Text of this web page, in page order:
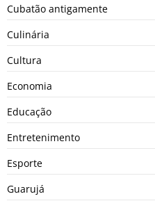
Cubatão antigamente
Culinária
Cultura
Economia
Educação
Entretenimento
Esporte
Guarujá